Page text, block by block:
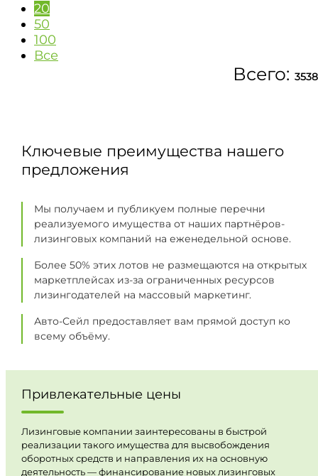
20
50
100
Все
Всего:
Ключевые преимущества нашего
предложения
Мы получаем и публикуем полные перечни
реализуемого имущества от наших партнёров-
лизинговых компаний на еженедельной основе.
Более 50% этих лотов не размещаются на открытых
маркетплейсах из-за ограниченных ресурсов
лизингодателей на массовый маркетинг.
Авто-Сейл предоставляет вам прямой доступ ко
всему объёму.
Привлекательные цены
Лизинговые компании заинтересованы в быстрой
реализации такого имущества для высвобождения
оборотных средств и направления их на основную
деятельность — финансирование новых лизинговых